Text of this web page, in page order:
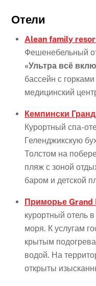
Отели
Alean family
Фешенебельный
«Ультра всё
бассейн с
медицинский
Кемпински
Курортный спа-
Геленджикскую
Толстом на
пляж с зоной
баром и детской
Приморье Grand
курортный отель
моря. К услугам
крытым
водой. На
открыты